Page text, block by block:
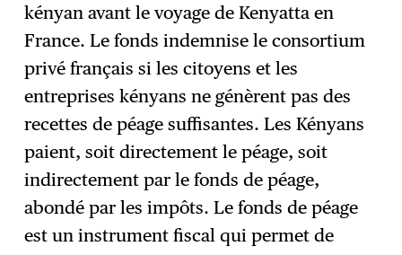
kényan avant le voyage de Kenyatta en
France. Le fonds indemnise le consortium
privé français si les citoyens et les
entreprises kényans ne génèrent pas des
recettes de péage suffisantes. Les Kényans
paient, soit directement le péage, soit
indirectement par le fonds de péage,
abondé par les impôts. Le fonds de péage
est un instrument fiscal qui permet de